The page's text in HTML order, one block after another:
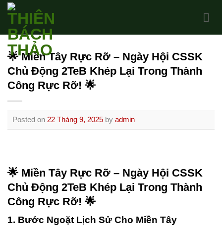
Skip
content
🌟 Miền Tây Rực Rỡ – Ngày Hội CSSK
Chủ Động 2TeB Khép Lại Trong Thành
Công Rực Rỡ! 🌟
Posted on 22 Tháng 9, 2025 by admin
🌟 Miền Tây Rực Rỡ – Ngày Hội CSSK
Chủ Động 2TeB Khép Lại Trong Thành
Công Rực Rỡ! 🌟
1. Bước Ngoặt Lịch Sử Cho Miền Tây